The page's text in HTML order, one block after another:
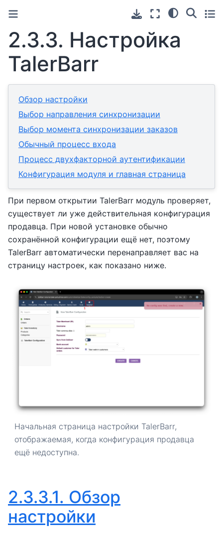
2.3.3. Настройка
TalerBarr
Обзор настройки
Выбор направления синхронизации
Выбор момента синхронизации заказов
Обычный процесс входа
Процесс двухфакторной аутентификации
Конфигурация модуля и главная страница
При первом открытии TalerBarr модуль проверяет,
существует ли уже действительная конфигурация
продавца. При новой установке обычно
сохранённой конфигурации ещё нет, поэтому
TalerBarr автоматически перенаправляет вас на
страницу настроек, как показано ниже.
Начальная страница настройки TalerBarr,
отображаемая, когда конфигурация продавца
ещё недоступна.
2.3.3.1. Обзор
настройки